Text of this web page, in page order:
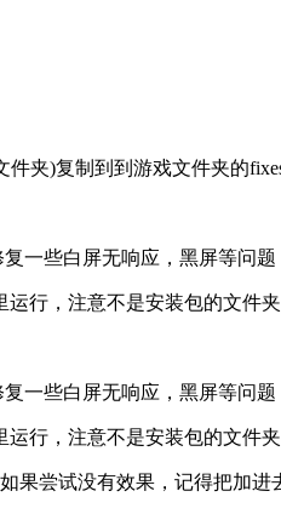
夹)复制到到游戏文件夹的
一些白屏无响应，黑屏等问题
行，注意不是安装包的文件
一些白屏无响应，黑屏等问题
行，注意不是安装包的文件
果尝试没有效果，记得把加